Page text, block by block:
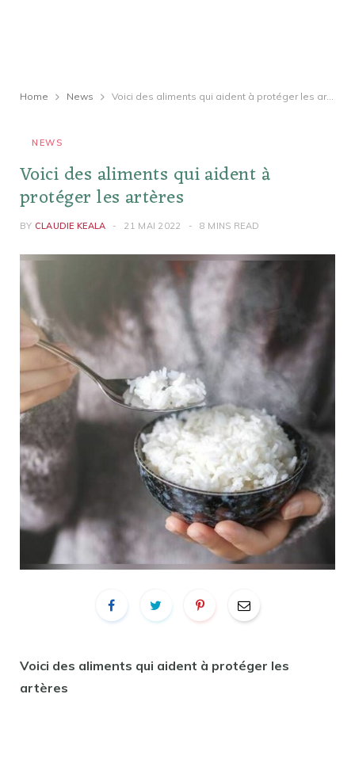
Home News Voici des aliments qui aident à protéger les artères
NEWS
Voici des aliments qui aident à
protéger les artères
BY CLAUDIE KEALA 21 MAI 2022 8 MINS READ
Voici des aliments qui aident à protéger les
artères